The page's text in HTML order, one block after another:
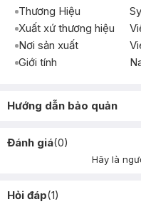
Thương Hiệu
Xuất xứ thương hiệu
Nơi sản xuất
Giới tính
Hướng dẫn bảo quản
Đánh giá(0)
Hãy là
Hỏi đáp(1)